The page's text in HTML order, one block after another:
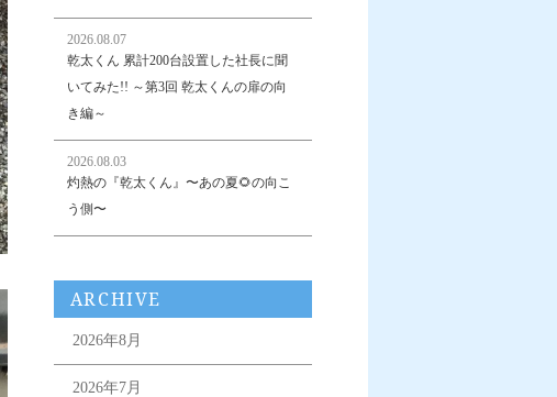
2026.08.07
乾太くん 累計200台設置した社長に聞
いてみた!! ～第3回 乾太くんの扉の向
き編～
2026.08.03
灼熱の『乾太くん』〜あの夏🌻の向こ
う側〜
ARCHIVE
2026年8月
2026年7月